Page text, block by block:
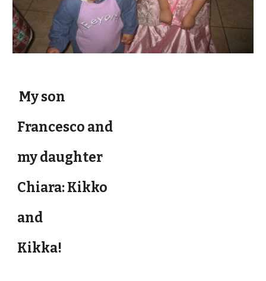
My son
Francesco and
my daughter
Chiara: Kikko
and
Kikka!